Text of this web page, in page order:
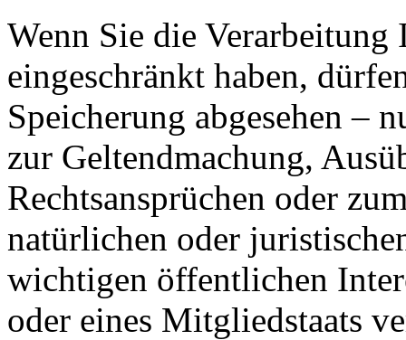
Wenn Sie die Verarbeitung
eingeschränkt haben,
Speicherung abgesehen
zur Geltendmachung,
Rechtsansprüchen oder
natürlichen oder
wichtigen öffentlichen
oder eines Mitgliedstaats